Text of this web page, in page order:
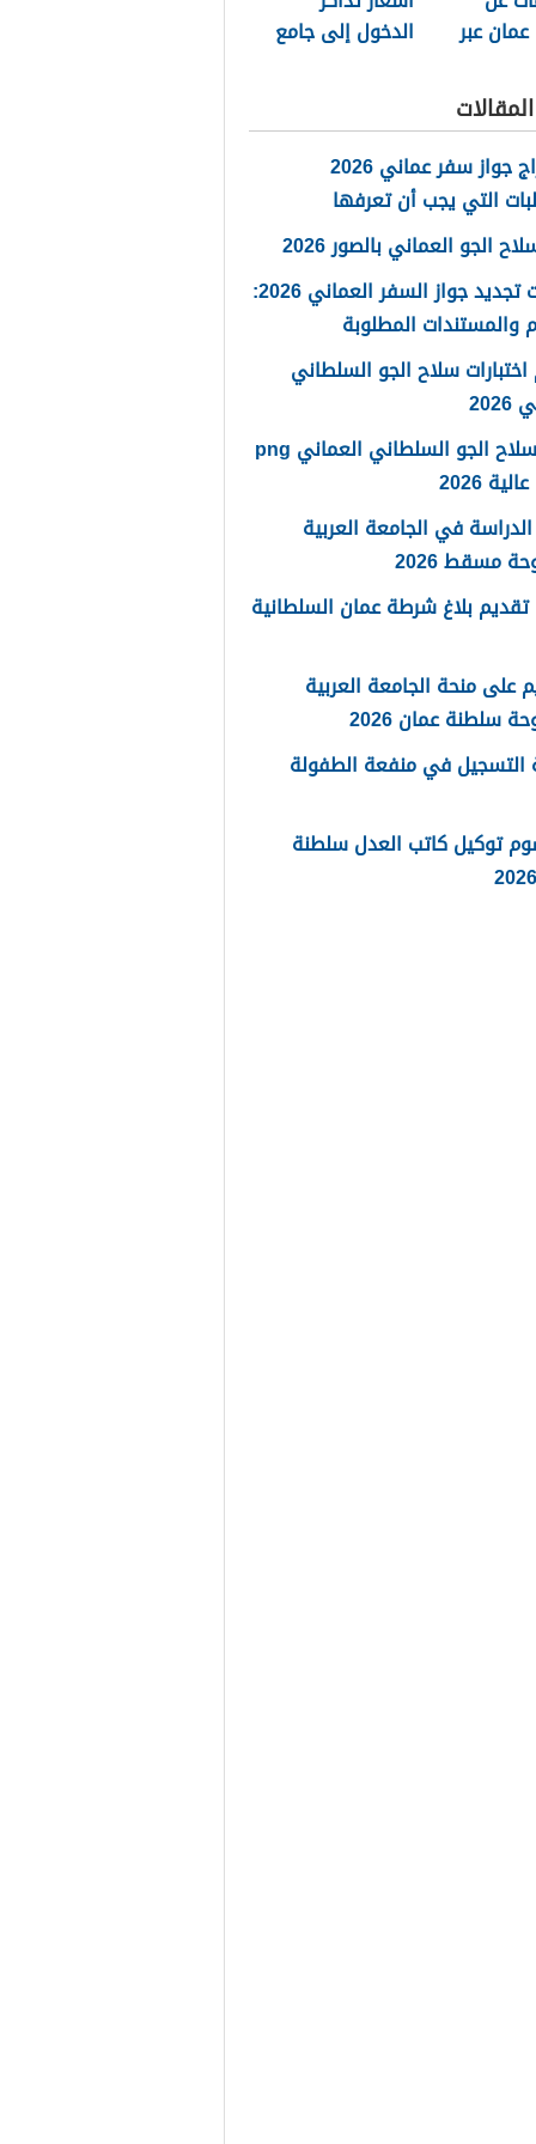
عبر
الدخول إلى جامع
استخراج جواز سفر عماني 2026
التي يجب أن تعرفها
الجو العماني بالصور 2026
خطوات تجديد جواز السفر العماني 2026:
والمستندات المطلوبة
سلاح الجو السلطاني
شعار سلاح الجو السلطاني العماني png
2026
في الجامعة العربية
مسقط 2026
بلاغ شرطة عمان السلطانية
على منحة الجامعة العربية
سلطنة عمان 2026
التسجيل في منفعة الطفولة
توكيل كاتب العدل سلطنة